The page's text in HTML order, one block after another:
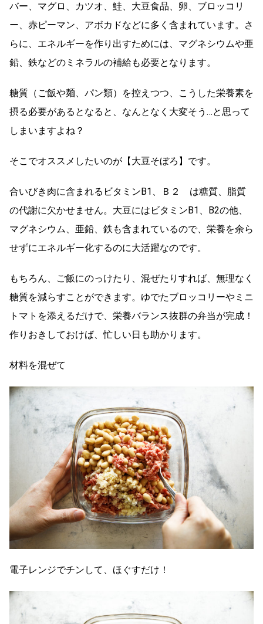
バー、マグロ、カツオ、鮭、大豆食品、卵、ブロッコリ
ー、赤ピーマン、アボカドなどに多く含まれています。さ
らに、エネルギーを作り出すためには、マグネシウムや亜
鉛、鉄などのミネラルの補給も必要となります。
糖質（ご飯や麺、パン類）を控えつつ、こうした栄養素を
摂る必要があるとなると、なんとなく大変そう…と思って
しまいますよね？
そこでオススメしたいのが【大豆そぼろ】です。
合いびき肉に含まれるビタミンB1、Ｂ２ は糖質、脂質
の代謝に欠かせません。大豆にはビタミンB1、B2の他、
マグネシウム、亜鉛、鉄も含まれているので、栄養を余ら
せずにエネルギー化するのに大活躍なのです。
もちろん、ご飯にのっけたり、混ぜたりすれば、無理なく
糖質を減らすことができます。ゆでたブロッコリーやミニ
トマトを添えるだけで、栄養バランス抜群の弁当が完成！
作りおきしておけば、忙しい日も助かります。
材料を混ぜて
電子レンジでチンして、ほぐすだけ！